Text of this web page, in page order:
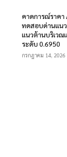
คาดการณ์ราคา
ทดสอบด่านแนว
แนวต้านบริเวณ
ระดับ 0.6950
กรกฎาคม 14, 2026